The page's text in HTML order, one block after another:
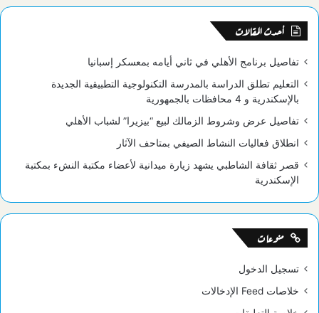
أحدث المقالات
تفاصيل برنامج الأهلي في ثاني أيامه بمعسكر إسبانيا
التعليم تطلق الدراسة بالمدرسة التكنولوجية التطبيقية الجديدة
بالإسكندرية و 4 محافظات بالجمهورية
تفاصيل عرض وشروط الزمالك لبيع “بيزيرا” لشباب الأهلي
انطلاق فعاليات النشاط الصيفي بمتاحف الآثار
قصر ثقافة الشاطبي يشهد زيارة ميدانية لأعضاء مكتبة النشء بمكتبة
الإسكندرية
منوعات
تسجيل الدخول
خلاصات Feed الإدخالات